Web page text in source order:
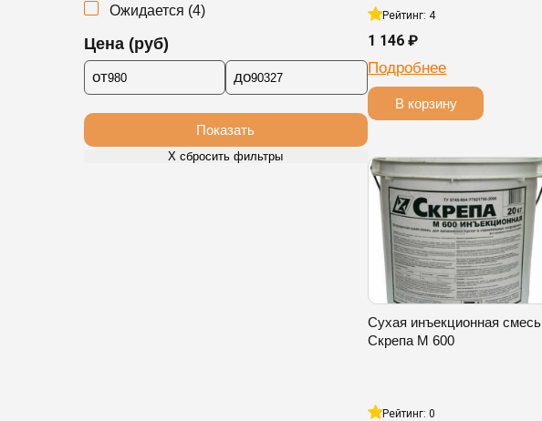
Ожидается (4)
Цена (руб)
от до
Показать
Х сбросить фильтры
Рейтинг: 4
1 146 ₽
Подробнее
В корзину
Сухая инъекционная смесь
Скрепа М 600
Рейтинг: 0